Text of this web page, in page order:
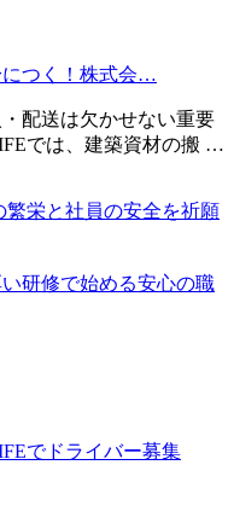
につく！株式会…
配送は欠かせない重要
では、建築資材の搬 …
栄と社員の安全を祈願
研修で始める安心の職
でドライバー募集